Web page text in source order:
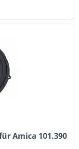
Amica 101.390